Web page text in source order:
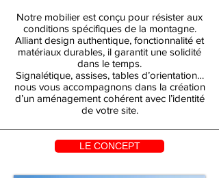
Notre mobilier est conçu pour résister aux
conditions spécifiques de la montagne.
Alliant design authentique, fonctionnalité et
matériaux durables, il garantit une solidité
dans le temps.
Signalétique, assises, tables d’orientation…
nous vous accompagnons dans la création
d’un aménagement cohérent avec l’identité
de votre site.
LE CONCEPT